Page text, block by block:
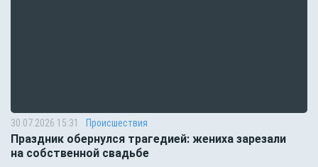
30.07.2026 15:31 Происшествия
Праздник обернулся трагедией: жениха зарезали
на собственной свадьбе